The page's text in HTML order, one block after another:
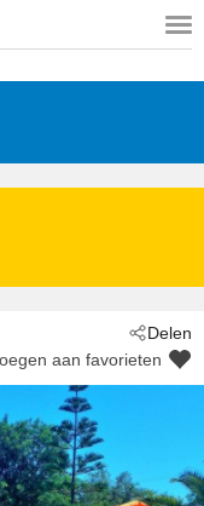
Delen
aan favorieten